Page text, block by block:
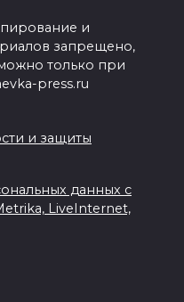
и
запрещено,
только при
press.ru
и защиты
данных с
LiveInternet,